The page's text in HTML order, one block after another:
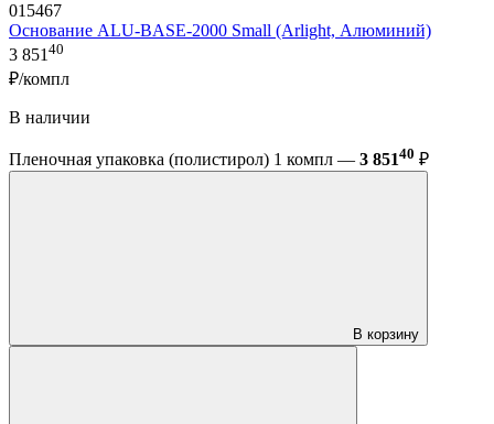
015467
Основание ALU-BASE-2000 Small (Arlight, Алюминий)
3 85140
₽/компл
В наличии
Пленочная упаковка (полистирол) 1 компл — 3 85140 ₽
В корзину